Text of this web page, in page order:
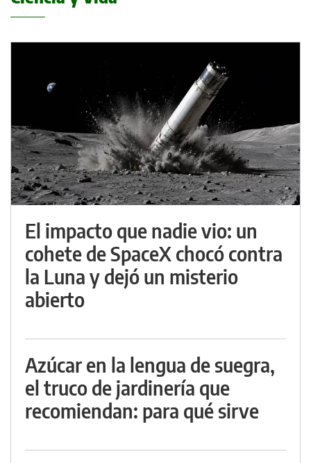
El impacto que nadie vio: un
cohete de SpaceX chocó contra
la Luna y dejó un misterio
abierto
Azúcar en la lengua de suegra,
el truco de jardinería que
recomiendan: para qué sirve